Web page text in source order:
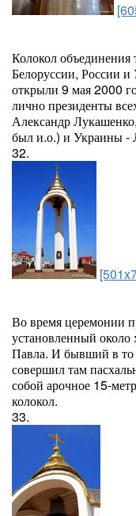
Колокол объединения
Белоруссии, России
открыли 9 мая 2000
лично президенты
Александр
был и.о.) и Украины -
32.
Во время церемонии
установленный около
Павла. И бывший в то
совершил там
собой арочное 15-
колокол.
33.